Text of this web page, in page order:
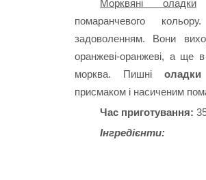
Морквяні оладки
помаранчевого
задоволенням. Вони
оранжеві-оранжеві, а ще
морква. Пишні оладки
присмаком і насиченим
Час приготування:
Інгредієнти: